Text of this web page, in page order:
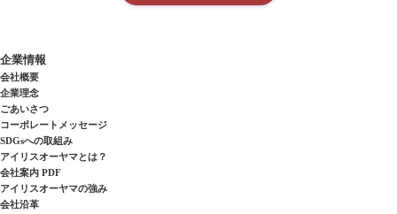
企業情報
会社概要
企業理念
ごあいさつ
コーポレートメッセージ
SDGsへの取組み
アイリスオーヤマとは？
会社案内 PDF
アイリスオーヤマの強み
会社沿革